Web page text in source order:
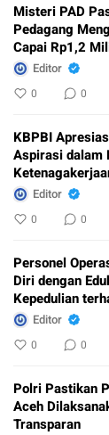
Misteri PAD
Pedagang
Capai Rp1,2
Editor
0 0
KBPBI
Aspirasi dalam
Editor
0 0
Personel
Diri dengan
Kepedulian
Kesejahteraan
Editor
0 0
Polri Pastikan
Aceh
Transparan